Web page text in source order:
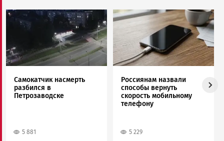
Image
Самокатчик насмерть
разбился в
Петрозаводске
5 881
Image
Россиянам назвали
способы вернуть
скорость мобильному
телефону
5 229